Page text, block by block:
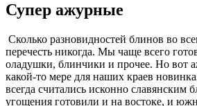
Супер ажурные
Сколько разновидностей блинов во
перечесть никогда. Мы чаще всего
оладушки, блинчики и прочее. Но вот
какой-то мере для наших краев
всегда считались исконно славянским
угощения готовили и на востоке, и